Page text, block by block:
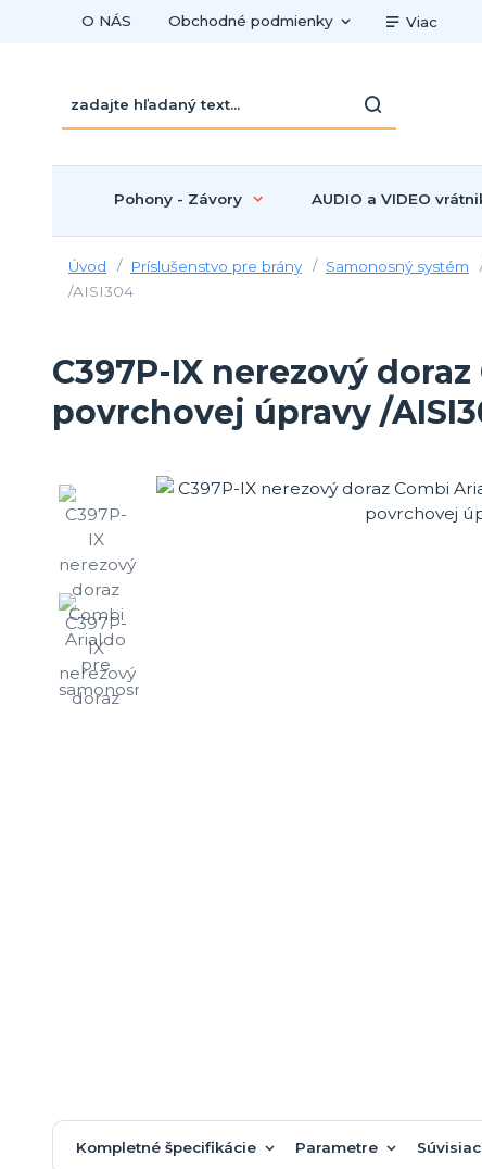
O NÁS Obchodné podmienky Viac
Pohony - Závory AUDIO a VIDEO
Úvod Príslušenstvo pre brány Samonosný systém
/AISI304
C397P-IX nerezový
povrchovej úpravy /
Kompletné špecifikácie Parametre